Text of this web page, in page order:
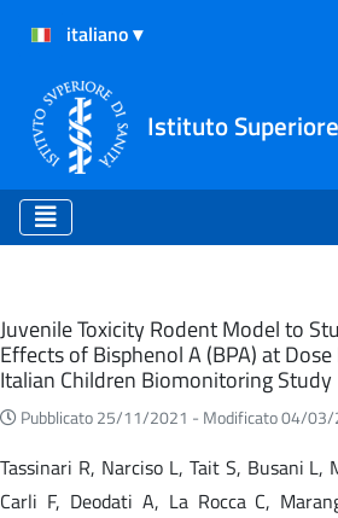
Istituto
Eventi
Juvenile Toxicity Rodent Model to
Effects of Bisphenol A (BPA) at
Italian Children Biomonitoring Study
Pubblicato 25/11/2021 - Modificato 04/
Tassinari R, Narciso L, Tait S, Busani
Carli F, Deodati A, La Rocca C,